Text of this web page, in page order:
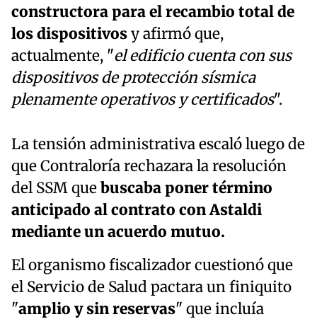
constructora para el recambio total de
los dispositivosy afirmó que,
actualmente, "el edificio cuenta con sus
dispositivos de protección sísmica
plenamente operativos y certificados".
La tensión administrativa escaló luego de
que Contraloría rechazara la resolución
del SSM quebuscaba poner término
anticipado al contrato con Astaldi
mediante un acuerdo mutuo.
El organismo fiscalizador cuestionó que
el Servicio de Salud pactara un finiquito
"amplio y sin reservas" que incluía